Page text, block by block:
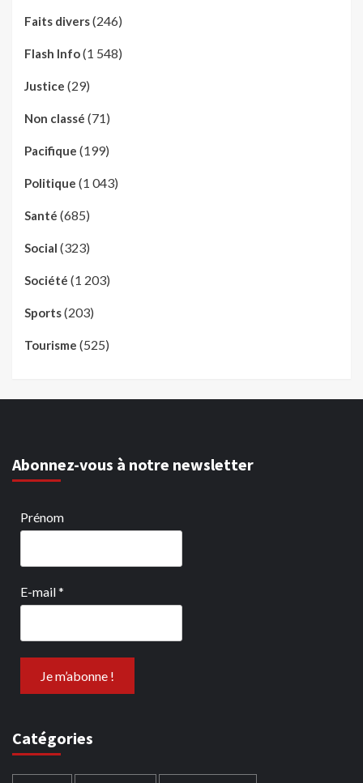
Faits divers(246)
Flash Info(1 548)
Justice (29)
Non classé (71)
Pacifique (199)
Politique (1 043)
Santé (685)
Social (323)
Société (1 203)
Sports(203)
Tourisme (525)
Abonnez-vous à notre newsletter
Prénom
E-mail*
Catégories